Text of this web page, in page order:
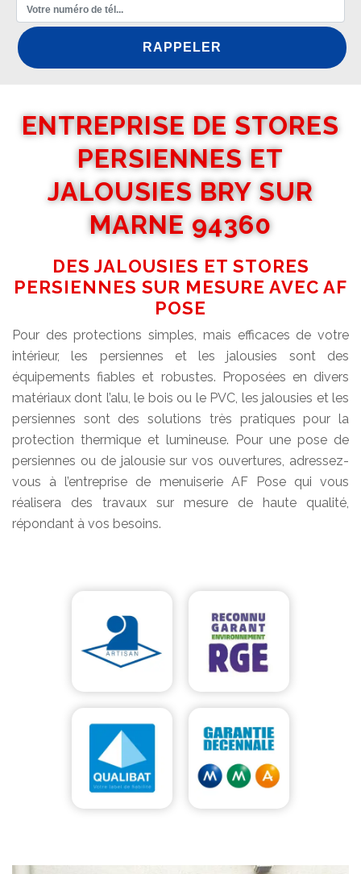
ENTREPRISE DE STORES
PERSIENNES ET
JALOUSIES BRY SUR
MARNE 94360
DES JALOUSIES ET STORES
PERSIENNES SUR MESURE AVEC AF
POSE
Pour des protections simples, mais efficaces de votre
intérieur, les persiennes et les jalousies sont des
équipements fiables et robustes. Proposées en divers
matériaux dont l’alu, le bois ou le PVC, les jalousies et les
persiennes sont des solutions très pratiques pour la
protection thermique et lumineuse. Pour une pose de
persiennes ou de jalousie sur vos ouvertures, adressez-
vous à l’entreprise de menuiserie AF Pose qui vous
réalisera des travaux sur mesure de haute qualité,
répondant à vos besoins.